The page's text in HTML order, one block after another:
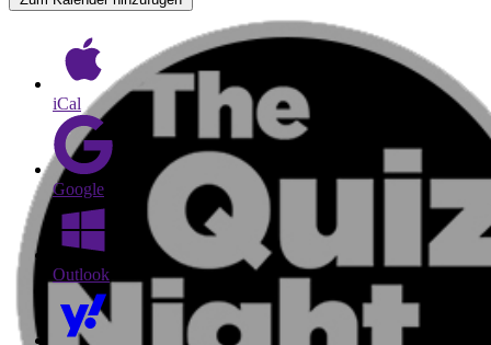
iCal
Google
Outlook